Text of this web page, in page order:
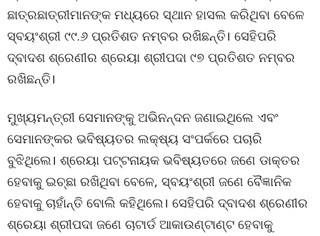
ଛାତ୍ରଛାତ୍ରୀମାନଙ୍କ ମଧ୍ୟରେ ସ୍ଥାନ ହାସଲ କରିଥିବା ବେଳେ
ସ୍ବୟଂଶ୍ରୀ ୯୯.୬ ପ୍ରତିଶତ ନମ୍ବର ରଖିଛନ୍ତି। ସେହିପରି
ଦ୍ବାଦଶ ଶ୍ରେଣୀର ଶ୍ରେୟା ଶ୍ରୀପଦା ୯୭ ପ୍ରତିଶତ ନମ୍ବର
ରଖିଛନ୍ତି।
ମୁଖ୍ୟମନ୍ତ୍ରୀ ସେମାନଙ୍କୁ ଅଭିନନ୍ଦନ ଜଣାଇଥିଲେ ଏବଂ
ସେମାନଙ୍କର ଭବିଷ୍ୟତର ଲକ୍ଷ୍ୟ ସଂପର୍କରେ ପଚାରି
ବୁଝିଥିଲେ। ଶ୍ରେୟା ପଟ୍ଟନାୟକ ଭବିଷ୍ୟତରେ ଜଣେ ଡାକ୍ତର
ହେବାକୁ ଇଚ୍ଛା ରଖିଥିବା ବେଳେ, ସ୍ବୟଂଶ୍ରୀ ଜଣେ ବୈଜ୍ଞାନିକ
ହେବାକୁ ଚାହାଁନ୍ତି ବୋଲି କହିଥିଲେ। ସେହିପରି ଦ୍ବାଦଶ ଶ୍ରେଣୀର
ଶ୍ରେୟା ଶ୍ରୀପଦା ଜଣେ ଚାଟାର୍ଡ ଆକାଉଣ୍ଟାଣ୍ଟ ହେବାକୁ